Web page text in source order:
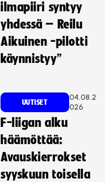
ilmapiiri syntyy
yhdessä – Reilu
Aikuinen -pilotti
käynnistyy”
UUTISET
04.08.2
026
F-liigan alku
häämöttää:
Avauskierrokset
syyskuun toisella